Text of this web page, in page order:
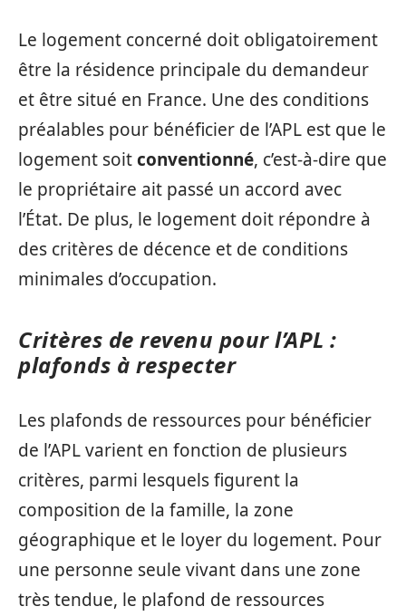
Le logement concerné doit obligatoirement
être la résidence principale du demandeur
et être situé en France. Une des conditions
préalables pour bénéficier de l’APL est que le
logement soitconventionné, c’est-à-dire que
le propriétaire ait passé un accord avec
l’État. De plus, le logement doit répondre à
des critères de décence et de conditions
minimales d’occupation.
Critères de revenu pour l’APL :
plafonds à respecter
Les plafonds de ressources pour bénéficier
de l’APL varient en fonction de plusieurs
critères, parmi lesquels figurent la
composition de la famille, la zone
géographique et le loyer du logement. Pour
une personne seule vivant dans une zone
très tendue, le plafond de ressources